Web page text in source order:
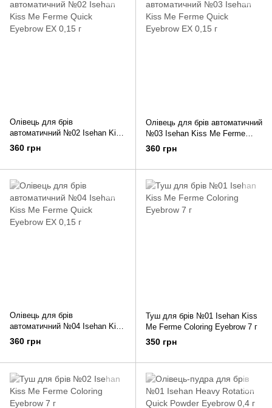
Олівець для брів
автоматичний №02 Isehan Kiss
Me Ferme Quick Eyebrow EX
360 грн
Олівець для брів автоматичний
№03 Isehan Kiss Me Ferme
Quick Eyebrow EX 0,15 г
360 грн
Олівець для брів
автоматичний №04 Isehan Kiss
Me Ferme Quick Eyebrow EX
360 грн
Туш для брів №01 Isehan Kiss
Me Ferme Coloring Eyebrow 7 г
350 грн